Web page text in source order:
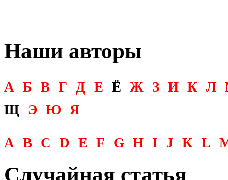
Наши авторы
А Б В Г Д Е Ё Ж З И К Л
Щ Э Ю Я
A B C D E F G H I J K L
Случайная статья